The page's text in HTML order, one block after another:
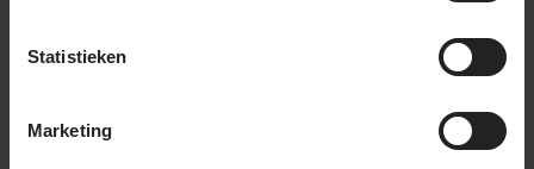
Statistieken
Marketing
8,0